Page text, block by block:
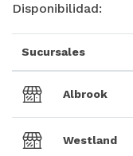
Disponibilidad:
Sucursales
Albrook
Westland